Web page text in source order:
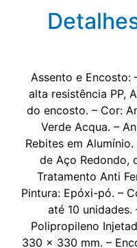
Assento e Encosto:
alta resistência PP,
do encosto. – Cor:
Verde Acqua. –
Rebites em
de Aço Redondo,
Tratamento Anti
Pintura: Epóxi-pó. –
até 10 unidades.
Polipropileno
330 x 330 mm. –